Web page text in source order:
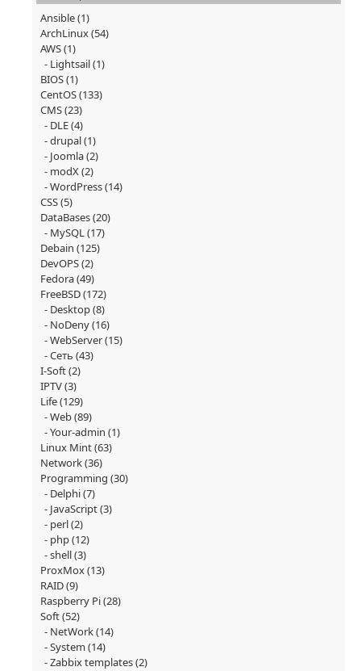
Ansible(1)
ArchLinux(54)
AWS(1)
Lightsail(1)
BIOS(1)
CentOS(133)
CMS(23)
DLE(4)
drupal(1)
Joomla(2)
modX(2)
WordPress(14)
CSS(5)
DataBases(20)
MySQL(17)
Debain (125)
DevOPS(2)
Fedora(49)
FreeBSD(172)
Desktop(8)
NoDeny(16)
WebServer(15)
Сеть (43)
I-Soft(2)
IPTV(3)
Life(129)
Web(89)
Your-admin (1)
Linux Mint(63)
Network(36)
Programming (30)
Delphi(7)
JavaScript(3)
perl(2)
php(12)
shell(3)
ProxMox(13)
RAID(9)
Raspberry Pi(28)
Soft(52)
NetWork(14)
System (14)
Zabbix templates(2)